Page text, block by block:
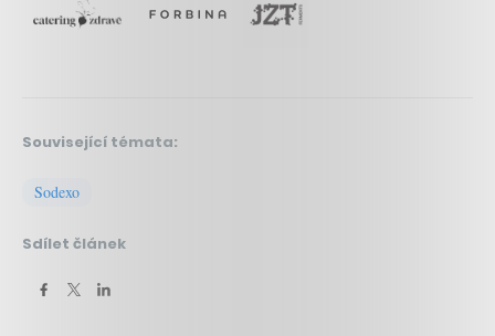
Související témata:
Sodexo
Sdílet článek